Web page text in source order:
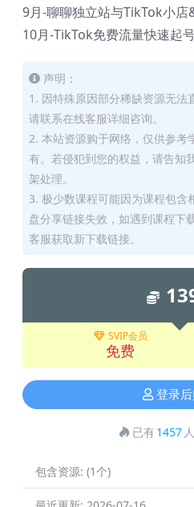
9月-聊聊独立站与TikTok小
10月-TikTok免费流量快速起
声明：
1. 因特殊原因部分稀缺资源无法
请联系在线客服详细咨询。
2. 本站资源购于网络，仅供参考
有。若侵犯到您的权益，请告知
架处理。
3. 极少数课程可能因为课程包含
盘分享链接失效，如遇到课程下
客服获取新下载链接。
SVIP会员
免费
登录
已有1457
包含资源: (1个)